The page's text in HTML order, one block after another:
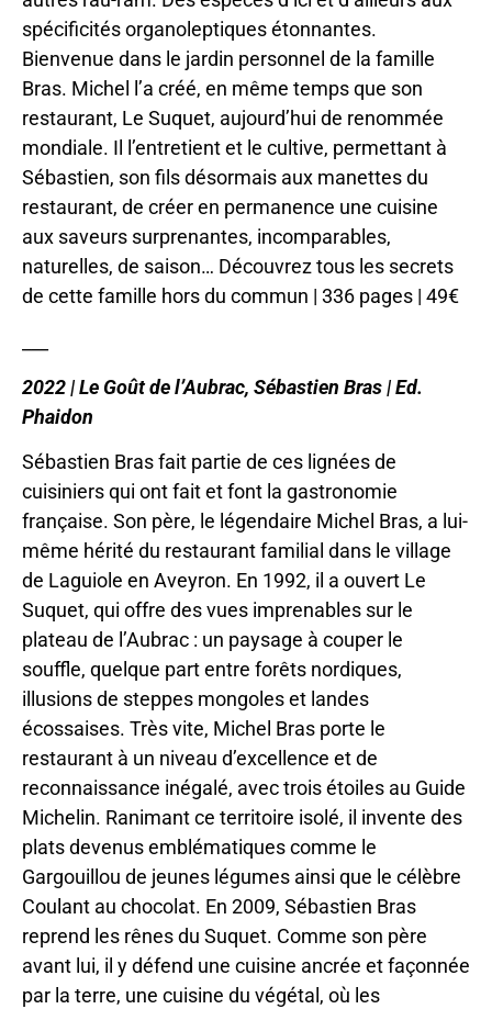
spécificités organoleptiques étonnantes.
Bienvenue dans le jardin personnel de la famille
Bras. Michel l’a créé, en même temps que son
restaurant, Le Suquet, aujourd’hui de renommée
mondiale. Il l’entretient et le cultive, permettant à
Sébastien, son fils désormais aux manettes du
restaurant, de créer en permanence une cuisine
aux saveurs surprenantes, incomparables,
naturelles, de saison… Découvrez tous les secrets
de cette famille hors du commun | 336 pages | 49€
2022 | Le Goût de l’Aubrac, Sébastien Bras | Ed.
Phaidon
Sébastien Bras fait partie de ces lignées de
cuisiniers qui ont fait et font la gastronomie
française. Son père, le légendaire Michel Bras, a lui-
même hérité du restaurant familial dans le village
de Laguiole en Aveyron. En 1992, il a ouvert Le
Suquet, qui offre des vues imprenables sur le
plateau de l’Aubrac : un paysage à couper le
souffle, quelque part entre forêts nordiques,
illusions de steppes mongoles et landes
écossaises. Très vite, Michel Bras porte le
restaurant à un niveau d’excellence et de
reconnaissance inégalé, avec trois étoiles au Guide
Michelin. Ranimant ce territoire isolé, il invente des
plats devenus emblématiques comme le
Gargouillou de jeunes légumes ainsi que le célèbre
Coulant au chocolat. En 2009, Sébastien Bras
reprend les rênes du Suquet. Comme son père
avant lui, il y défend une cuisine ancrée et façonnée
par la terre, une cuisine du végétal, où les